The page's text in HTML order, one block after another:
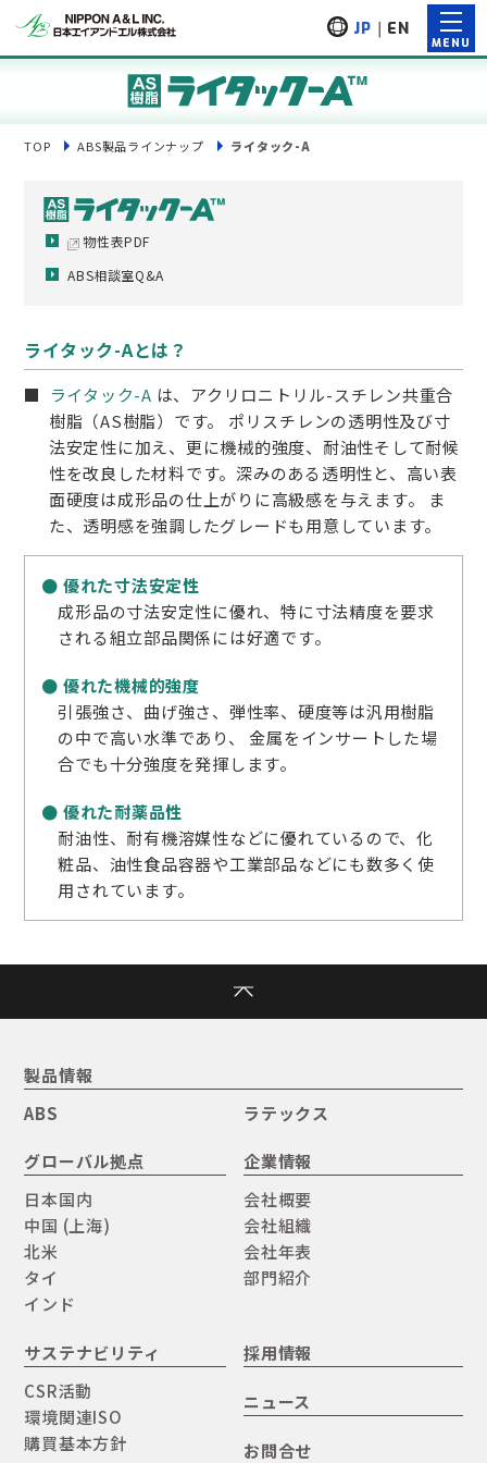
JP ｜ EN
TOP ABS製品ラインナップ ライタック-A
物性表PDF
ABS相談室Q&A
ライタック-Aとは？
ライタック-A は、アクリロニトリル-スチレン共重合
樹脂（AS樹脂）です。 ポリスチレンの透明性及び寸
法安定性に加え、更に機械的強度、耐油性そして耐候
性を改良した材料です。深みのある透明性と、高い表
面硬度は成形品の仕上がりに高級感を与えます。 ま
た、透明感を強調したグレードも用意しています。
● 優れた寸法安定性
成形品の寸法安定性に優れ、特に寸法精度を要求
される組立部品関係には好適です。
● 優れた機械的強度
引張強さ、曲げ強さ、弾性率、硬度等は汎用樹脂
の中で高い水準であり、 金属をインサートした場
合でも十分強度を発揮します。
● 優れた耐薬品性
耐油性、耐有機溶媒性などに優れているので、化
粧品、油性食品容器や工業部品などにも数多く使
用されています。
製品情報
ABS
ラテックス
グローバル拠点
日本国内
中国 (上海)
北米
タイ
インド
企業情報
会社概要
会社組織
会社年表
部門紹介
サステナビリティ
CSR活動
環境関連ISO
購買基本方針
採用情報
ニュース
お問合せ